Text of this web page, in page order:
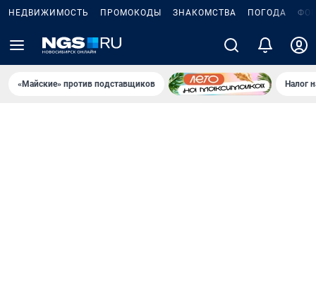
НЕДВИЖИМОСТЬ ПРОМОКОДЫ ЗНАКОМСТВА ПОГОДА
«Майские» против подставщиков Налог